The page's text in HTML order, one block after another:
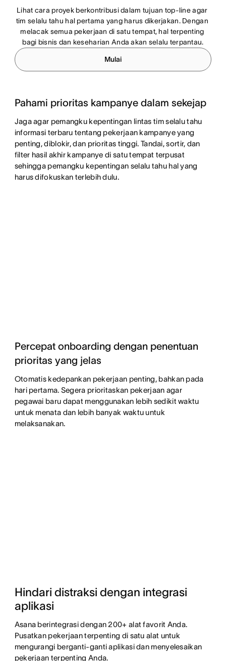
Lihat cara proyek berkontribusi dalam tujuan top-line agar
tim selalu tahu hal pertama yang harus dikerjakan. Dengan
melacak semua pekerjaan di satu tempat, hal terpenting
bagi bisnis dan keseharian Anda akan selalu terpantau.
Mulai
Pahami prioritas kampanye dalam sekejap
Jaga agar pemangku kepentingan lintas tim selalu tahu
informasi terbaru tentang pekerjaan kampanye yang
penting, diblokir, dan prioritas tinggi. Tandai, sortir, dan
filter hasil akhir kampanye di satu tempat terpusat
sehingga pemangku kepentingan selalu tahu hal yang
harus difokuskan terlebih dulu.
Percepat onboarding dengan penentuan
prioritas yang jelas
Otomatis kedepankan pekerjaan penting, bahkan pada
hari pertama. Segera prioritaskan pekerjaan agar
pegawai baru dapat menggunakan lebih sedikit waktu
untuk menata dan lebih banyak waktu untuk
melaksanakan.
Hindari distraksi dengan integrasi
aplikasi
Asana berintegrasi dengan 200+ alat favorit Anda.
Pusatkan pekerjaan terpenting di satu alat untuk
mengurangi berganti-ganti aplikasi dan menyelesaikan
pekerjaan terpenting Anda.